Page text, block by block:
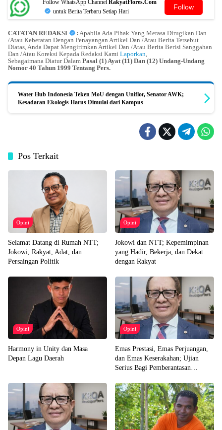
Follow WhatsApp Channel RakyatFlores.Com
untuk Berita Terbaru Setiap Hari
Follow
CATATAN REDAKSI : Apabila Ada Pihak Yang Merasa Dirugikan Dan
/Atau Keberatan Dengan Penayangan Artikel Dan /Atau Berita Tersebut
Diatas, Anda Dapat Mengirimkan Artikel Dan /Atau Berita Berisi Sanggahan
Dan /Atau Koreksi Kepada Redaksi Kami Laporkan,
Sebagaimana Diatur Dalam Pasal (1) Ayat (11) Dan (12) Undang-Undang
Nomor 40 Tahun 1999 Tentang Pers.
Water Hub Indonesia Teken MoU dengan Uniflor, Senator AWK;
Kesadaran Ekologis Harus Dimulai dari Kampus
Pos Terkait
Opini
Selamat Datang di Rumah NTT;
Jokowi, Rakyat, Adat, dan
Persaingan Politik
Opini
Jokowi dan NTT; Kepemimpinan
yang Hadir, Bekerja, dan Dekat
dengan Rakyat
Opini
Harmony in Unity dan Masa
Depan Lagu Daerah
Opini
Emas Prestasi, Emas Perjuangan,
dan Emas Keserakahan; Ujian
Serius Bagi Pemberantasan